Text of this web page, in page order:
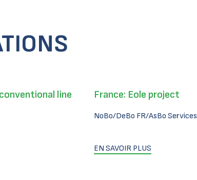
line France: Eole project
NoBo/DeBo FR/AsBo Services
EN SAVOIR PLUS